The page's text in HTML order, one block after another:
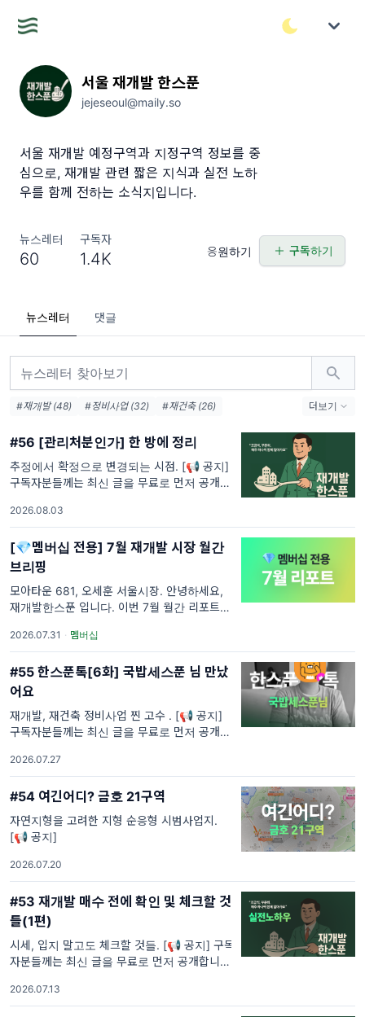
서울 재개발 한스푼
jejeseoul@maily.so
서울 재개발 예정구역과 지정구역 정보를 중
심으로, 재개발 관련 짧은 지식과 실전 노하
우를 함께 전하는 소식지입니다.
뉴스레터
60
구독자
1.4K 응원하기 구독하기
뉴스레터 댓글
#재개발 (48) #정비사업 (32)
#재건축 (26)
#신통 (11)
#용산 (6) #마포 (4)
#신속통합기획 (3)
#뉴타운 (3)
더보기
#56 [관리처분인가] 한 방에 정리
추정에서 확정으로 변경되는 시점. [📢 공지]
구독자분들께는 최신 글을 무료로 먼저 공개합
되니 필요한 글은 미리 확인해 주세요.
2026.08.03
[💎멤버십 전용] 7월 재개발 시장 월간
브리핑
모아타운 681, 오세훈 서울시장. 안녕하세요,
재개발한스푼 입니다. 이번 7월 월간 리포트 시
에서 중요했던 뉴스들, 그리고 국토부와 서울시
가 내놓은 보도자료들을 하나씩
2026.07.31 · 멤버십
#55 한스푼톡[6화] 국밥세스푼 님 만났
어요
재개발, 재건축 정비사업 찐 고수 . [📢 공지]
구독자분들께는 최신 글을 무료로 먼저 공개합
되니 필요한 글은 미리 확인해 주세요.
2026.07.27
#54 여긴어디? 금호 21구역
자연지형을 고려한 지형 순응형 시범사업지.
[📢 공지]
2026.07.20
#53 재개발 매수 전에 확인 및 체크할 것
들(1편)
시세, 입지 말고도 체크할 것들. [📢 공지] 구독
자분들께는 최신 글을 무료로 먼저 공개합니다.
필요한 글은 미리 확인해 주세요.
2026.07.13